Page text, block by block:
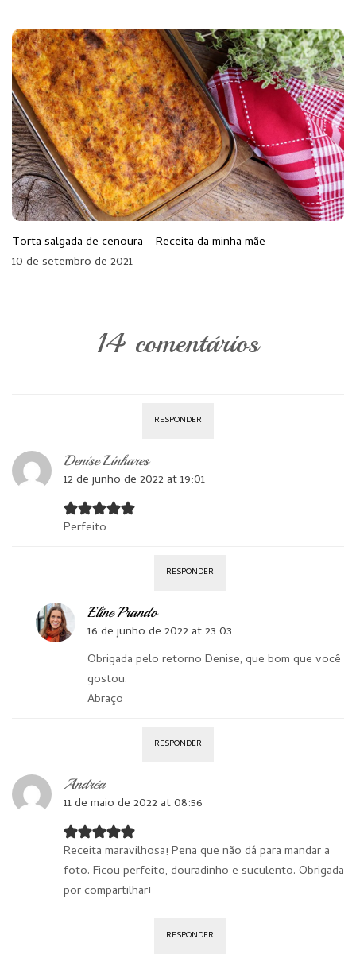
Torta salgada de cenoura – Receita da minha mãe
10 de setembro de 2021
14 comentários
RESPONDER
Denise Linhares
12 de junho de 2022 at 19:01
Perfeito
RESPONDER
Eline Prando
16 de junho de 2022 at 23:03
Obrigada pelo retorno Denise, que bom que você
gostou.
Abraço
RESPONDER
Andréa
11 de maio de 2022 at 08:56
Receita maravilhosa! Pena que não dá para mandar a
foto. Ficou perfeito, douradinho e suculento. Obrigada
por compartilhar!
RESPONDER